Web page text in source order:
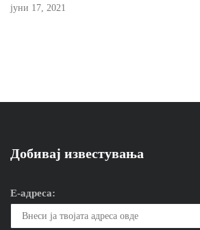
јуни 17, 2021
Добивај известувања
Е-адреса: